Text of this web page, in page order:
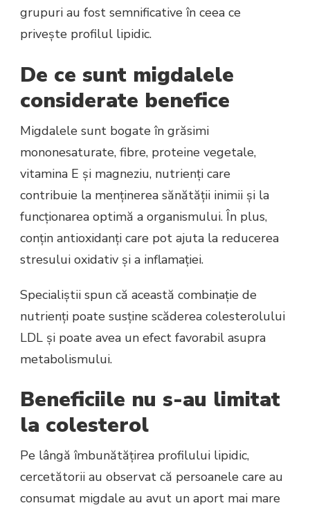
grupuri au fost semnificative în ceea ce
privește profilul lipidic.
De ce sunt migdalele
considerate benefice
Migdalele sunt bogate în grăsimi
mononesaturate, fibre, proteine vegetale,
vitamina E și magneziu, nutrienți care
contribuie la menținerea sănătății inimii și la
funcționarea optimă a organismului. În plus,
conțin antioxidanți care pot ajuta la reducerea
stresului oxidativ și a inflamației.
Specialiștii spun că această combinație de
nutrienți poate susține scăderea colesterolului
LDL și poate avea un efect favorabil asupra
metabolismului.
Beneficiile nu s-au limitat
la colesterol
Pe lângă îmbunătățirea profilului lipidic,
cercetătorii au observat că persoanele care au
consumat migdale au avut un aport mai mare